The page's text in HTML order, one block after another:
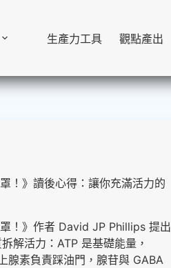
生產力工具 觀點產出
！》讀後心得：讓你充滿活力的
！》作者 David JP Phillips 提出
解活力：ATP 是基礎能量，
腺素負責踩油門，腺苷與 GABA